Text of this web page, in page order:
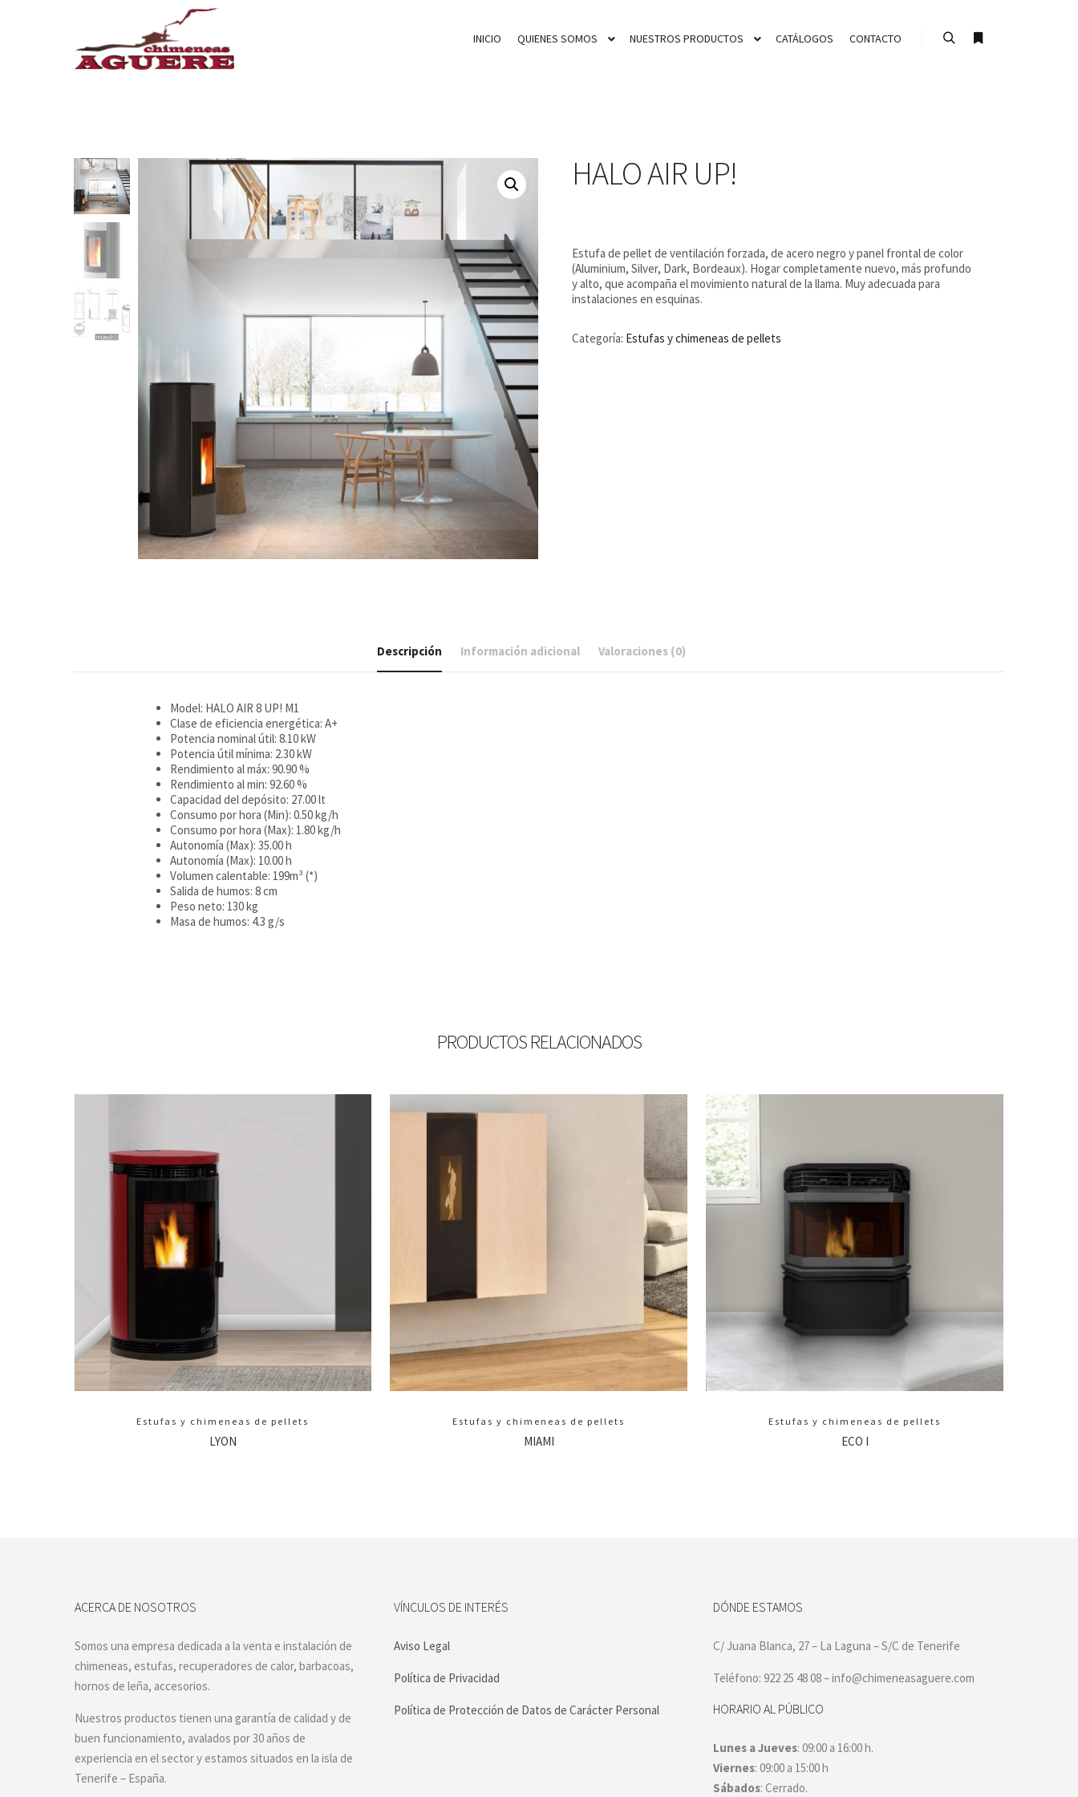
INICIO QUIENES SOMOS NUESTROS PRODUCTOS CATÁLOGOS CONTACTO
HALO AIR UP!
Estufa de pellet de ventilación forzada, de acero negro y panel frontal de color
(Aluminium, Silver, Dark, Bordeaux). Hogar completamente nuevo, más profundo
y alto, que acompaña el movimiento natural de la llama. Muy adecuada para
instalaciones en esquinas.
Categoría: Estufas y chimeneas de pellets
Descripción Información adicional Valoraciones (0)
Model: HALO AIR 8 UP! M1
Clase de eficiencia energética: A+
Potencia nominal útil: 8.10 kW
Potencia útil mínima: 2.30 kW
Rendimiento al máx: 90.90 %
Rendimiento al min: 92.60 %
Capacidad del depósito: 27.00 lt
Consumo por hora (Min): 0.50 kg/h
Consumo por hora (Max): 1.80 kg/h
Autonomía (Max): 35.00 h
Autonomía (Max): 10.00 h
Volumen calentable: 199m³ (*)
Salida de humos: 8 cm
Peso neto: 130 kg
Masa de humos: 4.3 g/s
PRODUCTOS RELACIONADOS
Estufas y chimeneas de pellets
LYON
Estufas y chimeneas de pellets
MIAMI
Estufas y chimeneas de pellets
ECO I
ACERCA DE NOSOTROS
Somos una empresa dedicada a la venta e instalación de
chimeneas, estufas, recuperadores de calor, barbacoas,
hornos de leña, accesorios.
Nuestros productos tienen una garantía de calidad y de
buen funcionamiento, avalados por 30 años de
experiencia en el sector y estamos situados en la isla de
Tenerife – España.
VÍNCULOS DE INTERÉS
Aviso Legal
Política de Privacidad
Política de Protección de Datos de Carácter Personal
DÓNDE ESTAMOS
C/ Juana Blanca, 27 – La Laguna – S/C de Tenerife
Teléfono: 922 25 48 08 – info@chimeneasaguere.com
HORARIO AL PÚBLICO
Lunes a Jueves: 09:00 a 16:00 h.
Viernes: 09:00 a 15:00 h
Sábados: Cerrado.